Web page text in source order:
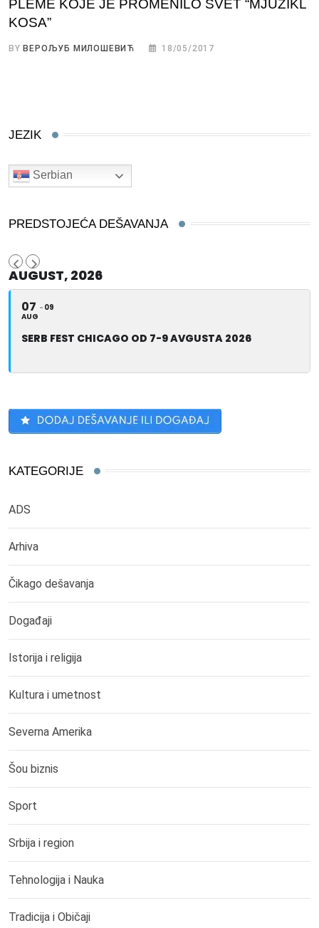
PLEME KOJE JE PROMENILO SVET “MJUZIKL
KOSA”
BYВЕРОЉУБ МИЛОШЕВИЋ 18/05/2017
JEZIK
Serbian
PREDSTOJEĆA DEŠAVANJA
AUGUST, 2026
07
AUG
09
SERB FEST CHICAGO OD 7-9 AVGUSTA 2026
KATEGORIJE
ADS
Arhiva
Čikago dešavanja
Događaji
Istorija i religija
Kultura i umetnost
Severna Amerika
Šou biznis
Sport
Srbija i region
Tehnologija i Nauka
Tradicija i Običaji